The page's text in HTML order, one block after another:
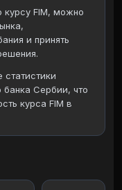
курсу FIM, можно
и принять
банка Сербии, что
курса FIM в